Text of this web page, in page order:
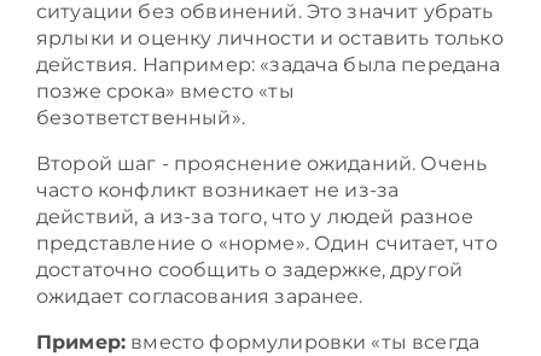
ситуации без обвинений. Это значит убрать
ярлыки и оценку личности и оставить только
действия. Например: «задача была передана
позже срока» вместо «ты
безответственный».
Второй шаг - прояснение ожиданий. Очень
часто конфликт возникает не из-за
действий, а из-за того, что у людей разное
представление о «норме». Один считает, что
достаточно сообщить о задержке, другой
ожидает согласования заранее.
Пример: вместо формулировки «ты всегда